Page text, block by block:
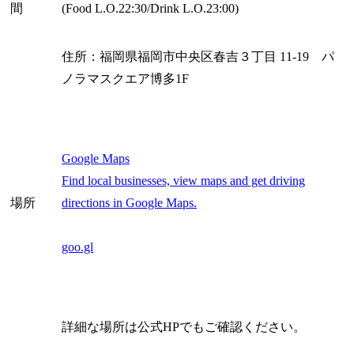
間
(Food L.O.22:30/Drink L.O.23:00)
場所
住所：福岡県福岡市中央区春吉３丁目 11-19 パ
ノラマスクエア博多1F
Google Maps
Find local businesses, view maps and get driving
directions in Google Maps.
goo.gl
詳細な場所は公式HPでもご確認ください。